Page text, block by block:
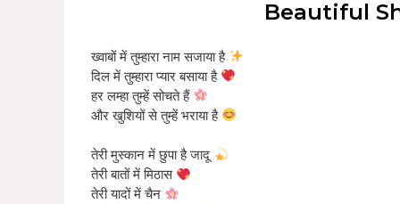
Beautiful
ख्वाबों में तुम्हारा नाम सजाया है
दिल में तुम्हारा प्यार बसाया है
हर लम्हा तुम्हें सोचते हैं
और खुशियों से तुम्हें भराया है
तेरी मुस्कान में छुपा है जादू
तेरी बातों में मिठास
तेरी यादों में चैन